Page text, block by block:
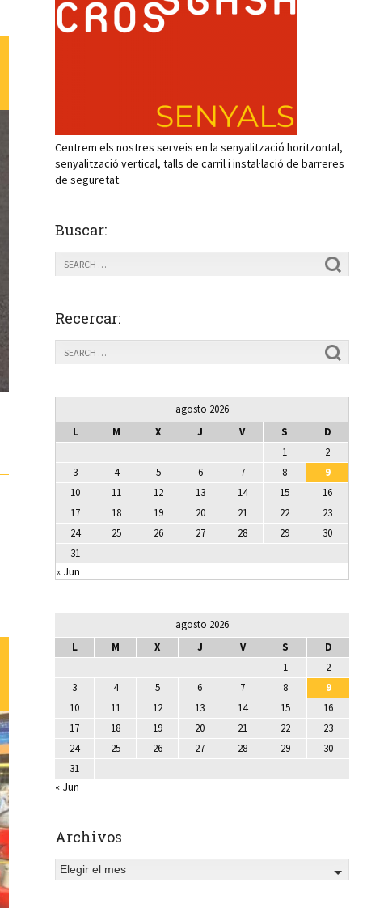
Centrem els nostres serveis en la senyalització horitzontal,
senyalització vertical, talls de carril i instal·lació de barreres
de seguretat.
Buscar:
Recercar:
agosto 2026
L
M X J V S
D
1
2
3
4 5 6 7 8
9
10
11 12 13 14 15
16
17
18 19 20 21 22
23
24
25 26 27 28 29
30
31
« Jun
agosto 2026
L
M X J V S
D
1
2
3
4 5 6 7 8
9
10
11 12 13 14 15
16
17
18 19 20 21 22
23
24
25 26 27 28 29
30
31
« Jun
Archivos
Elegir el mes